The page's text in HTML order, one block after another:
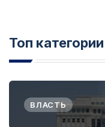
Топ категории
ВЛАСТЬ